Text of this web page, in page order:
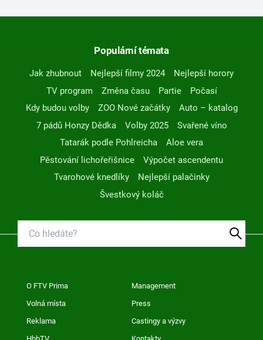
Populární témata
Jak zhubnout Nejlepší filmy 2024
Nejlepší horory
TV program
Změna času Partie
Počasí
Kdy budou volby
ZOO Nové začátky
Auto – katalog
7 pádů Honzy Dědka
Volby 2025
Svařené víno
Tatarák podle Pohlreicha
Aloe vera
Pěstování lichořeřišnice
Výpočet ascendentu
Tvarohové knedlíky
Nejlepší palačinky
Švestkový koláč
O FTV Prima Management
Volná místa Press
Reklama Castingy a výzvy